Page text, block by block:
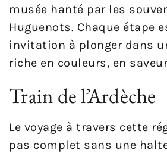
musée hanté par les
Huguenots. Chaque étape
invitation à plonger dans
riche en couleurs, en
Train de l’Ardèche
Le voyage à travers cette
pas complet sans une